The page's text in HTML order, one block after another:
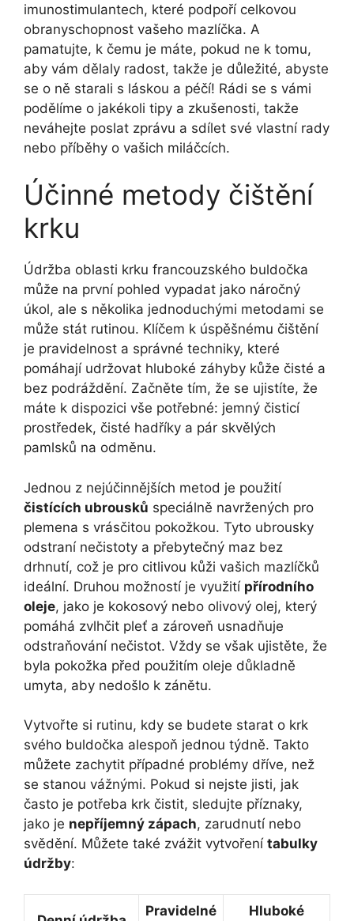
imunostimulantech, které podpoří celkovou
obranyschopnost vašeho mazlíčka. A
pamatujte, k čemu je máte, pokud ne k tomu,
aby ⁣vám dělaly radost, ⁣takže‍ je důležité, abyste
se‌ o‌ ně starali s láskou a péčí! Rádi se s vámi
podělíme o jakékoli ⁣tipy a zkušenosti, takže
neváhejte poslat​ zprávu a⁢ sdílet své vlastní ⁢rady
nebo příběhy ⁣o vašich miláčcích.
Účinné ⁣metody čištění
krku
Údržba oblasti ​krku ⁤francouzského buldočka
může na první pohled ​vypadat jako ​náročný
úkol, ale s⁢ několika‌ jednoduchými​ metodami‌ se
může stát rutinou. Klíčem k úspěšnému čištění
je pravidelnost⁢ a správné techniky,‌ které
‍pomáhají udržovat hluboké⁤ záhyby kůže čisté a
bez podráždění.⁢ Začněte tím, že se ujistíte, že
máte k dispozici ⁢vše potřebné: jemný⁣ čisticí
prostředek, čisté hadříky a pár skvělých
pamlsků na odměnu.
Jednou z nejúčinnějších metod je použití
čistících ubrousků speciálně navržených pro
plemena ‌s vrásčitou pokožkou. Tyto ubrousky
odstraní nečistoty a přebytečný maz⁣ bez
drhnutí, což je pro​ citlivou kůži vašich mazlíčků
ideální. Druhou možností je‍ využití přírodního
‌oleje, jako je kokosový ‍nebo olivový olej, který
pomáhá zvlhčit pleť a⁤ zároveň usnadňuje
odstraňování nečistot. Vždy⁣ se však ujistěte, že
byla pokožka před použitím ⁢oleje důkladně
⁢umyta, aby nedošlo ⁣k ⁢zánětu.
Vytvořte si rutinu, kdy se budete starat o krk
svého buldočka alespoň jednou ⁢týdně. Takto
můžete⁤ zachytit případné ⁣problémy dříve, než⁤
se stanou vážnými.⁤ Pokud si nejste jisti, jak
často je potřeba krk ⁤čistit, sledujte příznaky,⁤
jako je nepříjemný zápach, zarudnutí nebo
svědění. Můžete také zvážit vytvoření tabulky
údržby:
Pravidelné Hluboké